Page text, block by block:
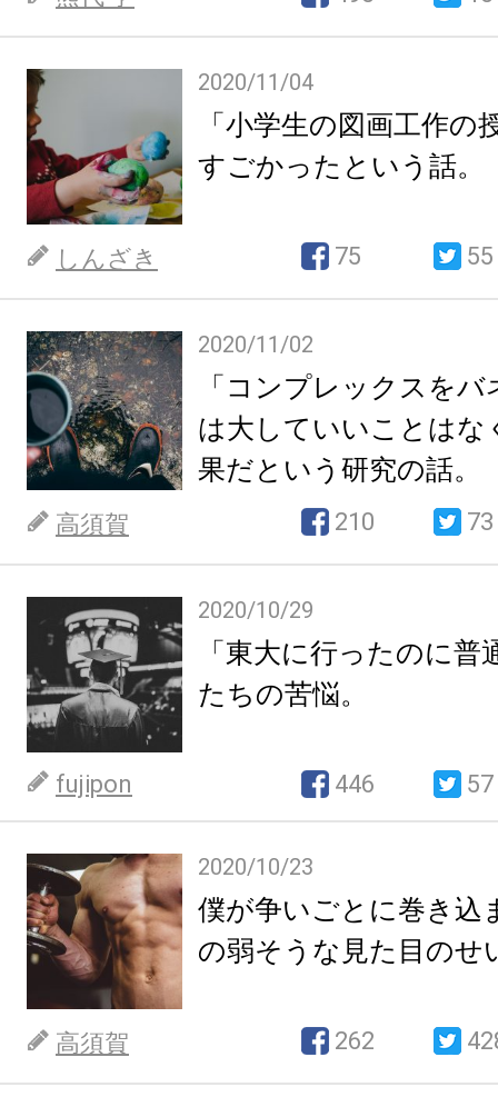
2020/11/04
「小学生の図画工作の
すごかったという話。
しんざき 75 55
2020/11/02
「コンプレックスを
は大していいことはな
果だという研究の話。
高須賀 210 73
2020/10/29
「東大に行ったのに普
たちの苦悩。
fujipon 446 57
2020/10/23
僕が争いごとに巻き込
の弱そうな見た目のせ
高須賀 262